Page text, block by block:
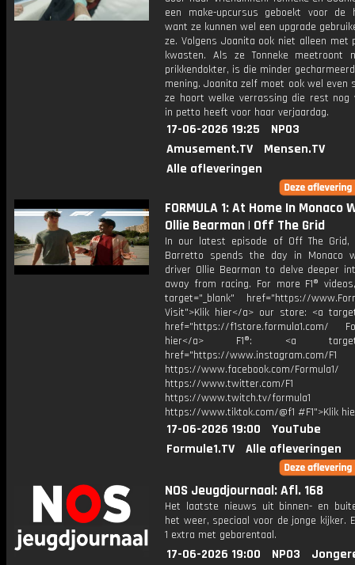
een make-upcursus geboekt voor de
want ze kunnen wel een upgrade
ze. Volgens Joanita ook niet alleen met
kwasten. Als ze Tonneke meetroont
prikkendokter, is die minder
mening. Joanita zelf moet ook wel even
ze hoort welke verrassing die rest nog
in petto heeft voor haar verjaardag.
17-06-2026 19:25
NPO3
Amusement.TV
Mensen.TV
Alle afleveringen
FORMULA 1: At Home In Monaco
Ollie Bearman | Off The Grid
In our latest episode of Off The Grid,
Barretto spends the day in Monaco
driver Ollie Bearman to delve deeper
away from racing. For more F1®
target="_blank" href="https://
Visit">Klik hier</a> our store: <a
href="https://f1store.formula1.com/
hier</a> F1®: <a
href="https://www.instagram.com/F1
https://www.facebook.com/Formula1/
https://www.twitter.com/F1
https://www.twitch.tv/formula1
https://www.tiktok.com/@f1 #F1">Klik
17-06-2026 19:00
YouTube
Formule1.TV
Alle afleveringen
NOS Jeugdjournaal: Afl. 168
Het laatste nieuws uit binnen- en
het weer, speciaal voor de jonge kijker.
1 extra met gebarentaal.
17-06-2026 19:00 NPO3